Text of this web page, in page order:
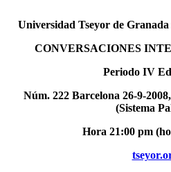
Universidad Tseyor de
CONVERSACIONES
Periodo IV
Núm. 222 Barcelona 26-9-
(Sistema
Hora 21:00 pm